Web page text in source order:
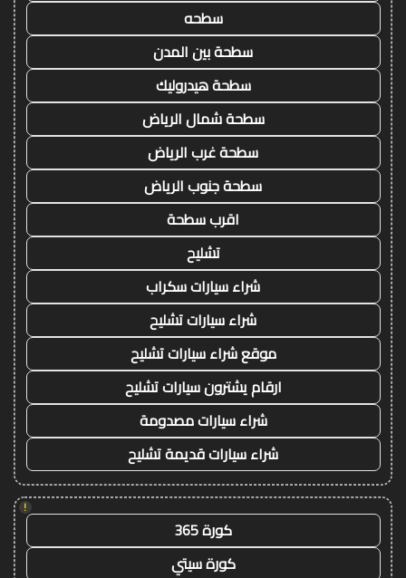
سطحه
سطحة بين المدن
سطحة هيدروليك
سطحة شمال الرياض
سطحة غرب الرياض
سطحة جنوب الرياض
اقرب سطحة
تشليح
شراء سيارات سكراب
شراء سيارات تشليح
موقع شراء سيارات تشليح
ارقام يشترون سيارات تشليح
شراء سيارات مصدومة
شراء سيارات قديمة تشليح
!
كورة 365
كورة سيتي